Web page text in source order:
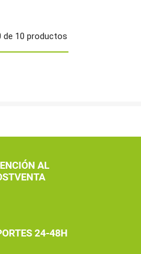
de 10 productos